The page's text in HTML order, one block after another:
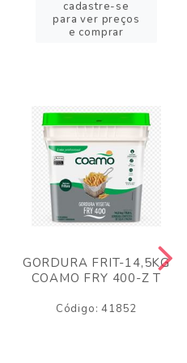
cadastre-se
para ver preços
e comprar
GORDURA FRIT-14,5KG
COAMO FRY 400-Z T
Código: 41852